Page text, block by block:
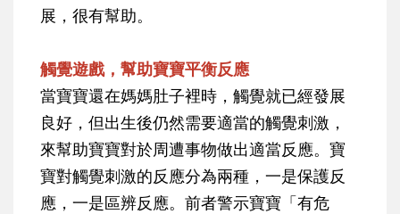
展，很有幫助。
觸覺遊戲，幫助寶寶平衡反應
當寶寶還在媽媽肚子裡時，觸覺就已經發展
良好，但出生後仍然需要適當的觸覺刺激，
來幫助寶寶對於周遭事物做出適當反應。寶
寶對觸覺刺激的反應分為兩種，一是保護反
應，一是區辨反應。前者警示寶寶「有危